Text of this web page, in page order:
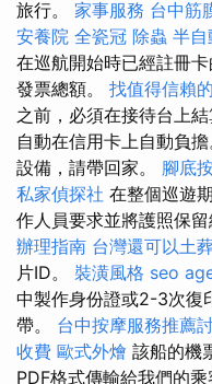
旅行。 家事服務 台中筋
安養院 全瓷冠 除蟲 半自
在巡航開始時已經註冊
發票總額。 找值得信賴
之前，必須在接待台上
自動在信用卡上自動負
設備，請帶回家。 腳底
私家偵探社 在整個巡遊
作人員要求並將護照保
辦理指南 台灣還可以土
片ID。 裝潢風格 seo
中製作身份證或2-3次復
帶。 台中按摩服務推薦
收費 歐式外燴 該船的機
PDF格式傳輸給我們的